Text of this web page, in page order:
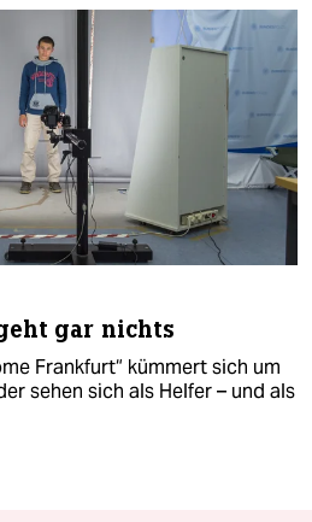
gar nichts
Frankfurt“ kümmert sich um
sehen sich als Helfer – und als